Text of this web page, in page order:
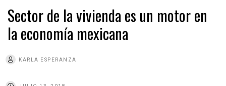
Sector de la vivienda es un motor en
la economía mexicana
KARLA ESPERANZA